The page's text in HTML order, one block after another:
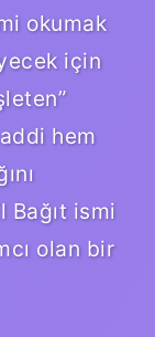
okumak
için
hem
Bağıt ismi
olan bir